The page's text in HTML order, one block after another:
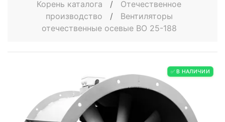
Корень каталога /
Отечественное
производство
/
Вентиляторы
отечественные осевые ВО 25-188
✅ В НАЛИЧИИ